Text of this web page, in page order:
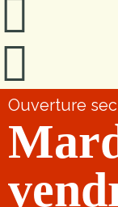
Ouverture